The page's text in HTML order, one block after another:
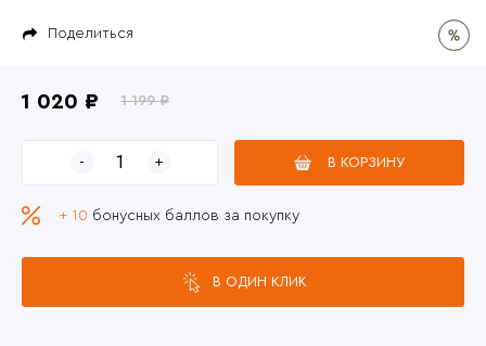
Поделиться
1 020 ₽ 1 199 ₽
В КОРЗИНУ
+ 10 бонусных баллов за покупку
В ОДИН КЛИК